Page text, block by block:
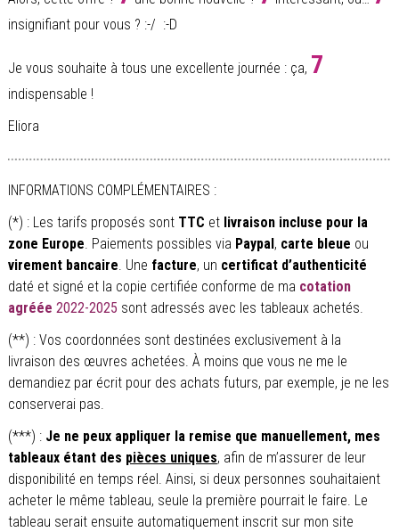
insignifiant pour vous ? :-/ :-D
Je vous souhaite à tous une excellente journée : ça, 7
indispensable !
Eliora
INFORMATIONS COMPLÉMENTAIRES :
(*) : Les tarifs proposés sont TTC et livraison incluse pour la
zone Europe. Paiements possibles via Paypal, carte bleue ou
virement bancaire. Une facture, un certificat d’authenticité
daté et signé et la copie certifiée conforme de ma cotation
agréée 2022-2025 sont adressés avec les tableaux achetés.
(**) : Vos coordonnées sont destinées exclusivement à la
livraison des œuvres achetées. À moins que vous ne me le
demandiez par écrit pour des achats futurs, par exemple, je ne les
conserverai pas.
(***) : Je ne peux appliquer la remise que manuellement, mes
tableaux étant des pièces uniques, afin de m’assurer de leur
disponibilité en temps réel. Ainsi, si deux personnes souhaitaient
acheter le même tableau, seule la première pourrait le faire. Le
tableau serait ensuite automatiquement inscrit sur mon site